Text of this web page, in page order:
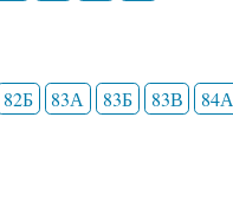
82Б 83А 83Б 83В 84А